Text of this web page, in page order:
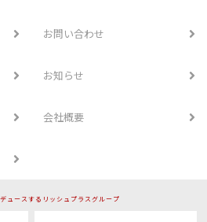
お問い合わせ
お知らせ
会社概要
ュースするリッシュプラスグループ